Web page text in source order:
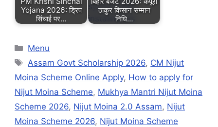
Yojana 2026: ड्रिप
सिंचाई पर…
ठाकुर किसान सम्मान
निधि…
Categories
Menu
Tags
Assam Govt Scholarship 2026, CM Nijut
Moina Scheme Online Apply, How to apply for
Nijut Moina Scheme, Mukhya Mantri Nijut Moina
Scheme 2026, Nijut Moina 2.0 Assam, Nijut
Moina Scheme 2026, Nijut Moina Scheme